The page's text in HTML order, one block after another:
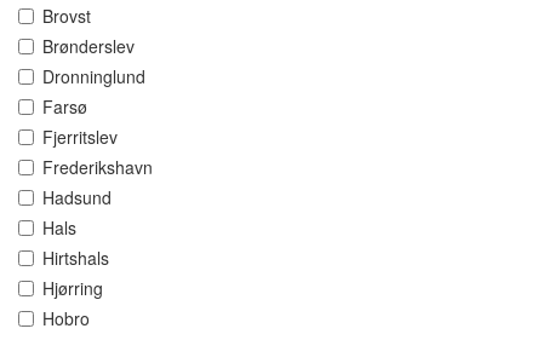
Brovst
Brønderslev
Dronninglund
Farsø
Fjerritslev
Frederikshavn
Hadsund
Hals
Hirtshals
Hjørring
Hobro